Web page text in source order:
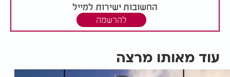
החשובות ישירות למייל
להרשמה
עוד מאותו מרצה